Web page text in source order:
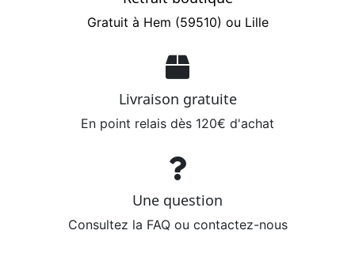
Gratuit à Hem (59510) ou Lille
Livraison gratuite
En point relais dès 120€ d'achat
Une question
Consultez la FAQ ou contactez-nous